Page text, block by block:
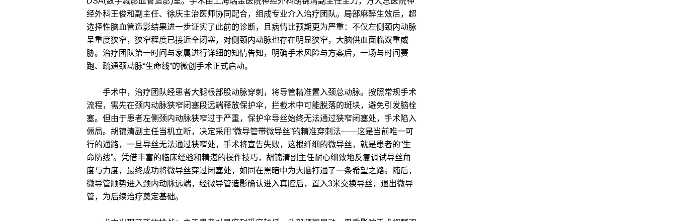
经外科王俊和副主任、徐庆主治医师协同配合，组成专业介入治疗团队。局部麻醉生效后，超
选择性脑血管造影结果进一步证实了此前的诊断，且病情比预期更为严重：不仅左侧颈内动脉
呈重度狭窄，狭窄程度已接近全闭塞，对侧颈内动脉也存在明显狭窄，大脑供血面临双重威
胁。治疗团队第一时间与家属进行详细的知情告知，明确手术风险与方案后，一场与时间赛
跑、疏通颈动脉“生命线”的微创手术正式启动。
手术中，治疗团队经患者大腿根部股动脉穿刺，将导管精准置入颈总动脉。按照常规手术
流程，需先在颈内动脉狭窄闭塞段远端释放保护伞，拦截术中可能脱落的斑块，避免引发脑栓
塞。但由于患者左侧颈内动脉狭窄过于严重，保护伞导丝始终无法通过狭窄闭塞处，手术陷入
僵局。胡锦清副主任当机立断，决定采用“微导管带微导丝”的精准穿刺法——这是当前唯一可
行的通路，一旦导丝无法通过狭窄处，手术将宣告失败，这根纤细的微导丝，就是患者的“生
命防线”。凭借丰富的临床经验和精湛的操作技巧，胡锦清副主任耐心细致地反复调试导丝角
度与力度，最终成功将微导丝穿过闭塞处，如同在黑暗中为大脑打通了一条希望之路。随后，
微导管顺势进入颈内动脉远端，经微导管造影确认进入真腔后，置入3米交换导丝，退出微导
管，为后续治疗奠定基础。